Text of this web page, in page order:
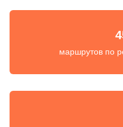
маршрутов по